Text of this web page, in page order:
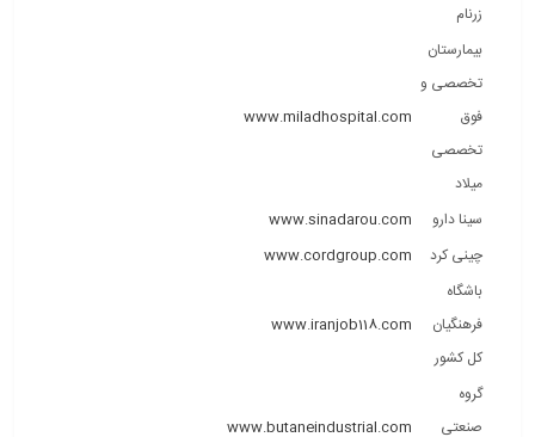
زرنام
بیمارستان
تخصصی و
فوق
تخصصی
میلاد
www.miladhospital.com
سینا دارو
www.sinadarou.com
چینی کرد
www.cordgroup.com
باشگاه
فرهنگیان
کل کشور
www.iranjob118.com
گروه
صنعتی
www.butaneindustrial.com